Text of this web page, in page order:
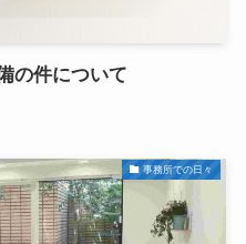
の件について
事務所での日々